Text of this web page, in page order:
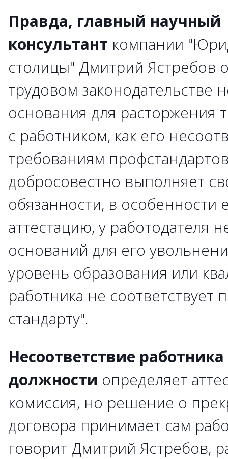
Правда, главный научный
консультант компании
столицы" Дмитрий Ястребов
трудовом законодательстве
основания для расторжения
с работником, как его
требованиям
добросовестно выполняет
обязанности, в
аттестацию, у работодателя
оснований для его
уровень образования или
работника не
стандарту".
Несоответствие
должности определяет
комиссия, но решение о
договора принимает сам
говорит Дмитрий Ястребов,